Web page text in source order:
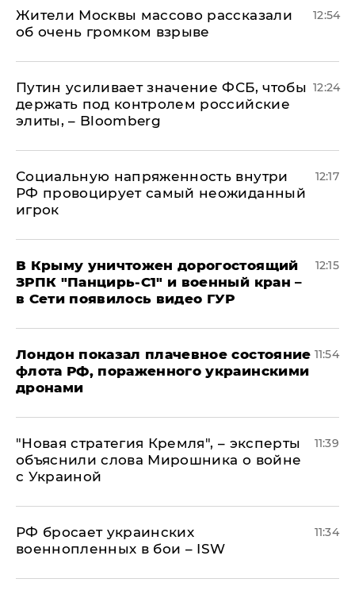
Жители Москвы массово рассказали
об очень громком взрыве
12:54
Путин усиливает значение ФСБ, чтобы
держать под контролем российские
элиты, – Bloomberg
12:24
Социальную напряженность внутри
РФ провоцирует самый неожиданный
игрок
12:17
В Крыму уничтожен дорогостоящий
ЗРПК "Панцирь-С1" и военный кран –
в Сети появилось видео ГУР
12:15
Лондон показал плачевное состояние
флота РФ, пораженного украинскими
дронами
11:54
"Новая стратегия Кремля", – эксперты
объяснили слова Мирошника о войне
с Украиной
11:39
РФ бросает украинских
военнопленных в бои – ISW
11:34